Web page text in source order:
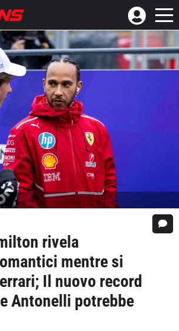
rivela
mentre si
Il nuovo record
Antonelli potrebbe